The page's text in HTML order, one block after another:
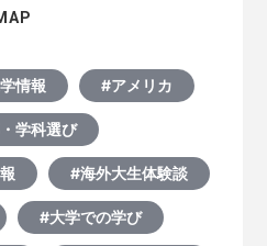
情報 #アメリカ
学科選び
#海外大生体験談
#大学での学び